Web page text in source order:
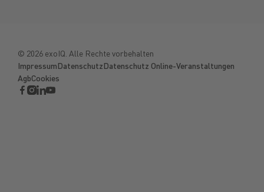
© 2026exoIQ. Alle Rechte vorbehalten
ImpressumDatenschutzDatenschutz Online-Veranstaltungen
AgbCookies